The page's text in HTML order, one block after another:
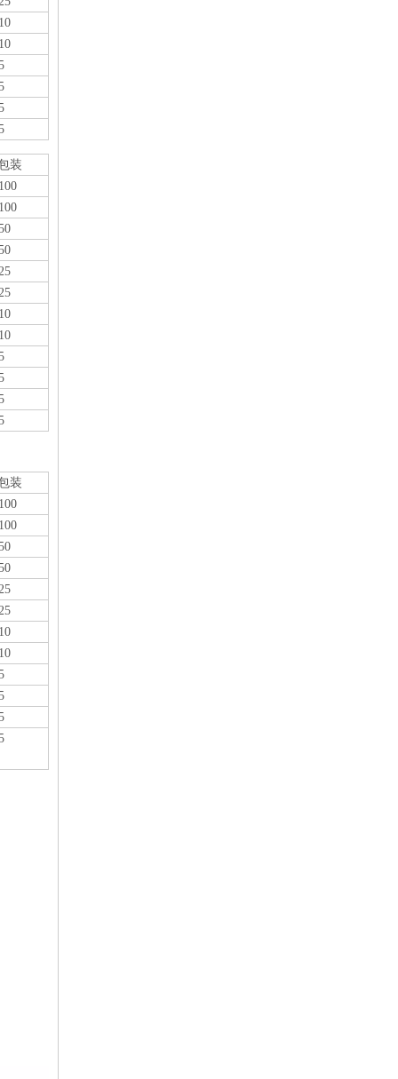
10
10
装
100
100
25
25
10
10
装
100
100
25
25
10
10